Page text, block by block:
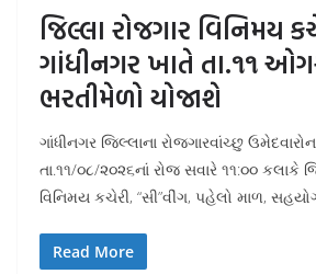
જિલ્લા રોજગાર વિનિમય
ગાંધીનગર ખાતે તા.૧૧
ભરતીમેળો યોજાશે
ગાંધીનગર જિલ્લાના રોજગારવાંચ્છુ
તા.૧૧/૦૮/૨૦૨૬નાં રોજ સવારે ૧૧:૦૦ કલાકે
વિનિમય કચેરી, “સી”વીંગ, પહેલો માળ,
Read More